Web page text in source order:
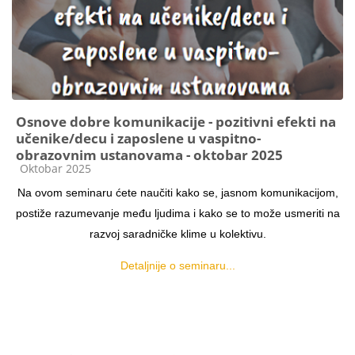
Osnove dobre komunikacije - pozitivni efekti na
učenike/decu i zaposlene u vaspitno-
obrazovnim ustanovama - oktobar 2025
Kategorija kursa
Oktobar 2025
Na ovom seminaru ćete naučiti kako se, jasnom komunikacijom,
postiže razumevanje među ljudima i kako se to može usmeriti na
razvoj saradničke klime u kolektivu.
Detaljnije o seminaru...